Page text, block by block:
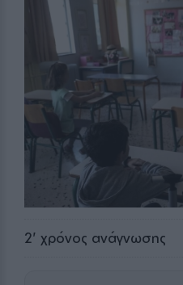
2' χρόνος ανάγνωσης